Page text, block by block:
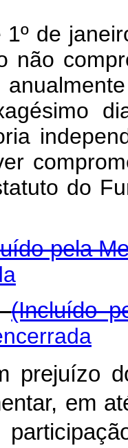
1º de
não
do
pela
(Incluído
prejuízo
em